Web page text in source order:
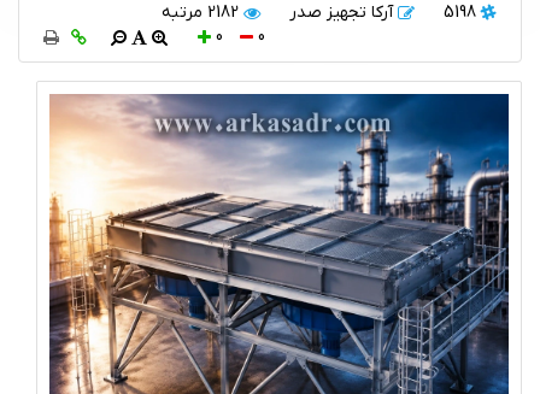
5198 آرکا تجهیز صدر
2182 مرتبه
0
0